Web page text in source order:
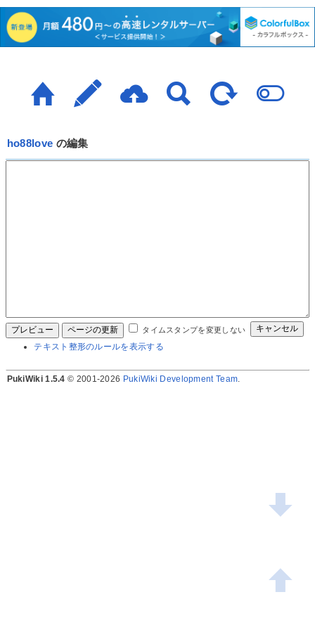
ho88love の編集
タイムスタンプを変更しない
テキスト整形のルールを表示する
PukiWiki 1.5.4 © 2001-2026 PukiWiki Development Team.